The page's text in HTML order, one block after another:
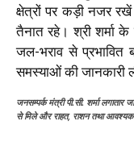
क्षेत्रों पर कड़ी नजर
तैनात रहे। श्री शर्मा के
जल-भराव से
समस्याओं की जानकारी
जनसम्पर्क मंत्री पी.सी. शर्मा लगातार
से मिले और राहत, राशन तथा आवश्यक